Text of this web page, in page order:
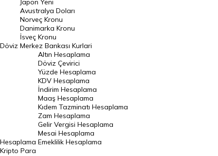
Danimarka Kronu Kuru
Kanada Doları Kuru
Norveç Kronu Kuru
İsveç Kronu Kuru
Japon Yeni Kuru
Serbest Piyasa Döviz Kurları
Merkez Bankası Döviz Kurları
Altın Fiyatları
Döviz
Japon Yeni
Avustralya Doları
Norveç Kronu
Danimarka Kronu
İsveç Kronu
Merkez Bankası Kurlari
Hesaplama
Altın Hesaplama
Döviz Çevirici
Yüzde Hesaplama
KDV Hesaplama
İndirim Hesaplama
Maaş Hesaplama
Kıdem Tazminatı Hesaplama
Zam Hesaplama
Gelir Vergisi Hesaplama
Mesai Hesaplama
Emeklilik Hesaplama
Kripto Para